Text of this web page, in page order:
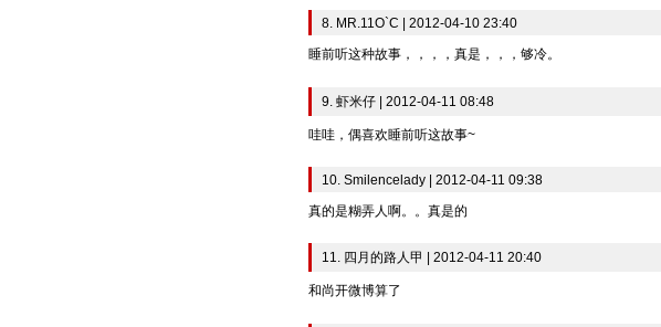
8. MR.11O`C | 2012-04-10 23:40
睡前听这种故事，，，，真是，，，够冷。
9. 虾米仔 | 2012-04-11 08:48
哇哇，偶喜欢睡前听这故事~
10. Smilencelady | 2012-04-11 09:38
真的是糊弄人啊。。真是的
11. 四月的路人甲 | 2012-04-11 20:40
和尚开微博算了